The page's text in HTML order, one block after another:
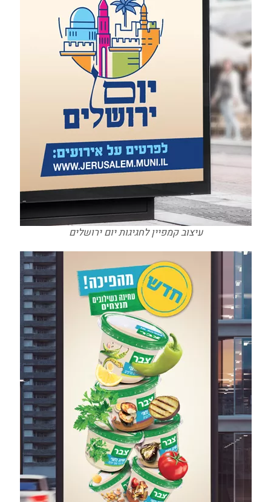
עיצוב קמפיין לחגיגות יום ירושלים